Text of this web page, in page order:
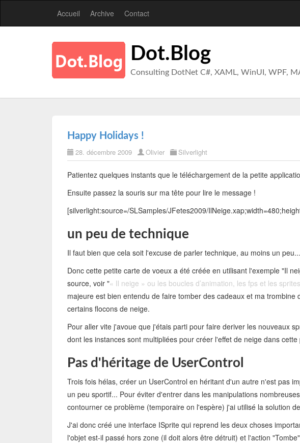
Accueil Archive Contact
Dot.Blog
Consulting DotNet C#, XAML, WinUI, WPF,
Happy Holidays !
28. décembre 2009 Olivier Silverlight
Patientez quelques instants que le téléchargement de la petite
Ensuite passez la souris sur ma tête pour lire le message !
[silverlight:source=/SLSamples/JFetes2009/
un peu de technique
Il faut bien que cela soit l'excuse de parler technique, au moins un peu...
Donc cette petite carte de voeux a été créée en utilisant l'exemple "Il
source, voir "« Il neige » ou les boucles d’animation, les fps et les
majeure est bien entendu de faire tomber des cadeaux et ma trombine
certains flocons de neige.
Pour aller vite j'avoue que j'étais parti pour faire deriver les nouveaux
dont les instances sont multipliées pour créer l'effet de neige dans
Pas d'héritage de UserControl
Trois fois hélas, créer un UserControl en héritant d'un autre n'est pas
un peu sportif... Pour éviter d'entrer dans les manipulations
contourner ce problème (temporaire on l'espère) j'ai utilisé la solution
J'ai donc créé une interface ISprite qui reprend les deux choses
l'objet est-il passé hors zone (il doit alors être détruit) et l'action